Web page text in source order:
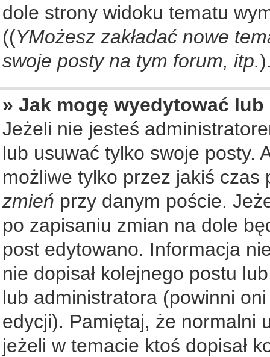
dole strony widoku tematu
((YMożesz zakładać nowe
swoje posty na tym forum, itp.
» Jak mogę wyedytować
Jeżeli nie jesteś
lub usuwać tylko swoje posty.
możliwe tylko przez jakiś
zmień przy danym poście.
po zapisaniu zmian na dole
post edytowano. Informacja
nie dopisał kolejnego postu
lub administratora (powinni
edycji). Pamiętaj, że normalni
jeżeli w temacie ktoś dopisał